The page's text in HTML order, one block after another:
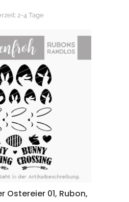
2-4 Tage
Ostereier 01, Rubon,